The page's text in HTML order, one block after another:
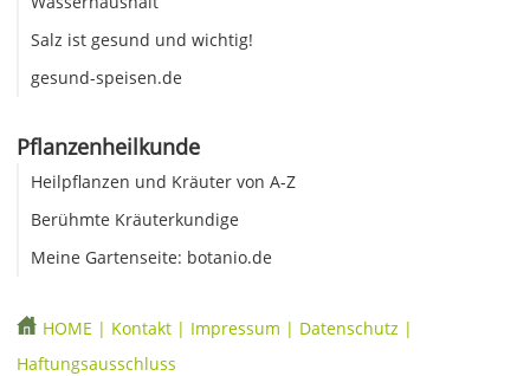
Salz ist gesund und wichtig!
gesund-speisen.de
Pflanzenheilkunde
Heilpflanzen und Kräuter von A-Z
Berühmte Kräuterkundige
Meine Gartenseite: botanio.de
HOME | Kontakt | Impressum | Datenschutz |
Haftungsausschluss